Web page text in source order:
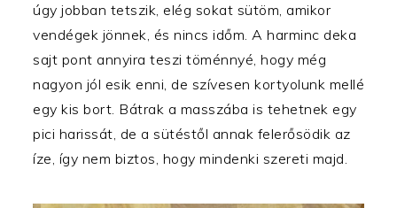
úgy jobban tetszik, elég sokat sütöm, amikor
vendégek jönnek, és nincs időm. A harminc deka
sajt pont annyira teszi töménnyé, hogy még
nagyon jól esik enni, de szívesen kortyolunk mellé
egy kis bort. Bátrak a masszába is tehetnek egy
pici harissát, de a sütéstől annak felerősödik az
íze, így nem biztos, hogy mindenki szereti majd.